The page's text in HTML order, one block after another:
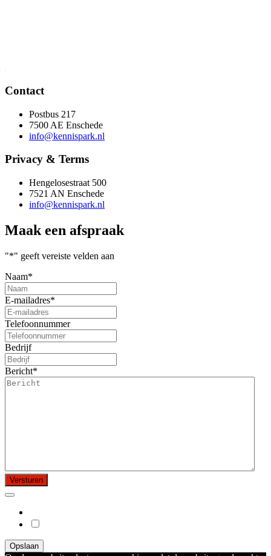
Contact
Postbus 217
7500 AE Enschede
info@kennispark.nl
Privacy & Terms
Hengelosestraat 500
7521 AN Enschede
info@kennispark.nl
Maak een afspraak
"*" geeft vereiste velden aan
Naam*
E-mailadres*
Telefoonnummer
Bedrijf
Bericht*
Opslaan